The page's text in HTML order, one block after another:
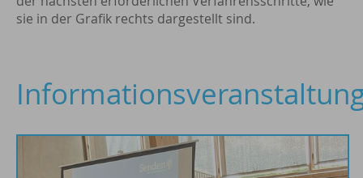
sie in der Grafik rechts dargestellt sind.